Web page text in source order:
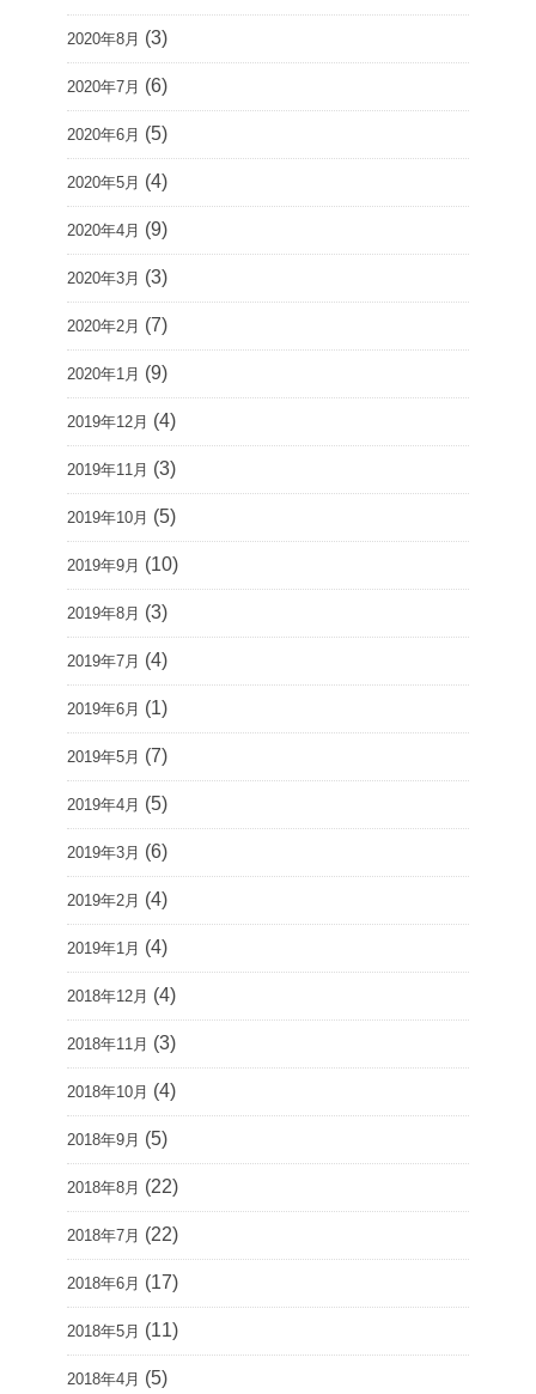
2020年8月 (3)
2020年7月 (6)
2020年6月 (5)
2020年5月 (4)
2020年4月 (9)
2020年3月 (3)
2020年2月 (7)
2020年1月 (9)
2019年12月 (4)
2019年11月 (3)
2019年10月 (5)
2019年9月 (10)
2019年8月 (3)
2019年7月 (4)
2019年6月 (1)
2019年5月 (7)
2019年4月 (5)
2019年3月 (6)
2019年2月 (4)
2019年1月 (4)
2018年12月 (4)
2018年11月 (3)
2018年10月 (4)
2018年9月 (5)
2018年8月 (22)
2018年7月 (22)
2018年6月 (17)
2018年5月 (11)
2018年4月 (5)